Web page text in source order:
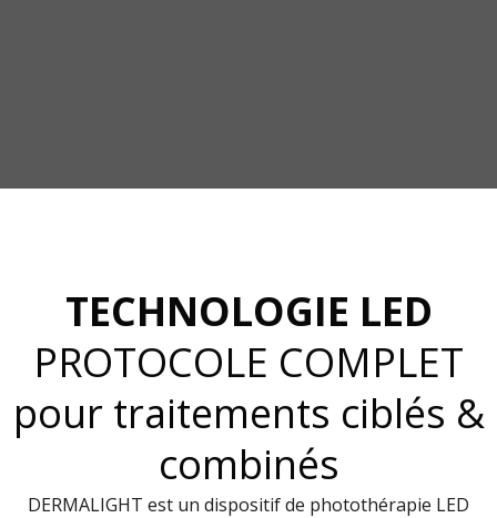
TECHNOLOGIE LED
PROTOCOLE COMPLET
pour traitements ciblés &
combinés
DERMALIGHT est un dispositif de photothérapie LED